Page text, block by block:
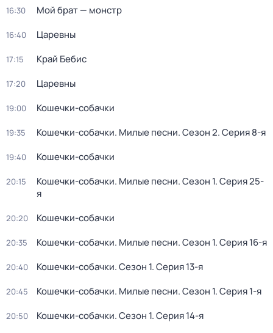
16:30 Мой брат — монстр
16:40 Царевны
17:15 Край Бебис
17:20 Царевны
19:00 Кошечки-собачки
19:35 Кошечки-собачки. Милые песни. Сезон 2. Серия 8-я
19:40 Кошечки-собачки
20:15 Кошечки-собачки. Милые песни. Сезон 1. Серия 25-
я
20:20 Кошечки-собачки
20:35 Кошечки-собачки. Милые песни. Сезон 1. Серия 16-я
20:40 Кошечки-собачки. Сезон 1. Серия 13-я
20:45 Кошечки-собачки. Милые песни. Сезон 1. Серия 1-я
20:50 Кошечки-собачки. Сезон 1. Серия 14-я